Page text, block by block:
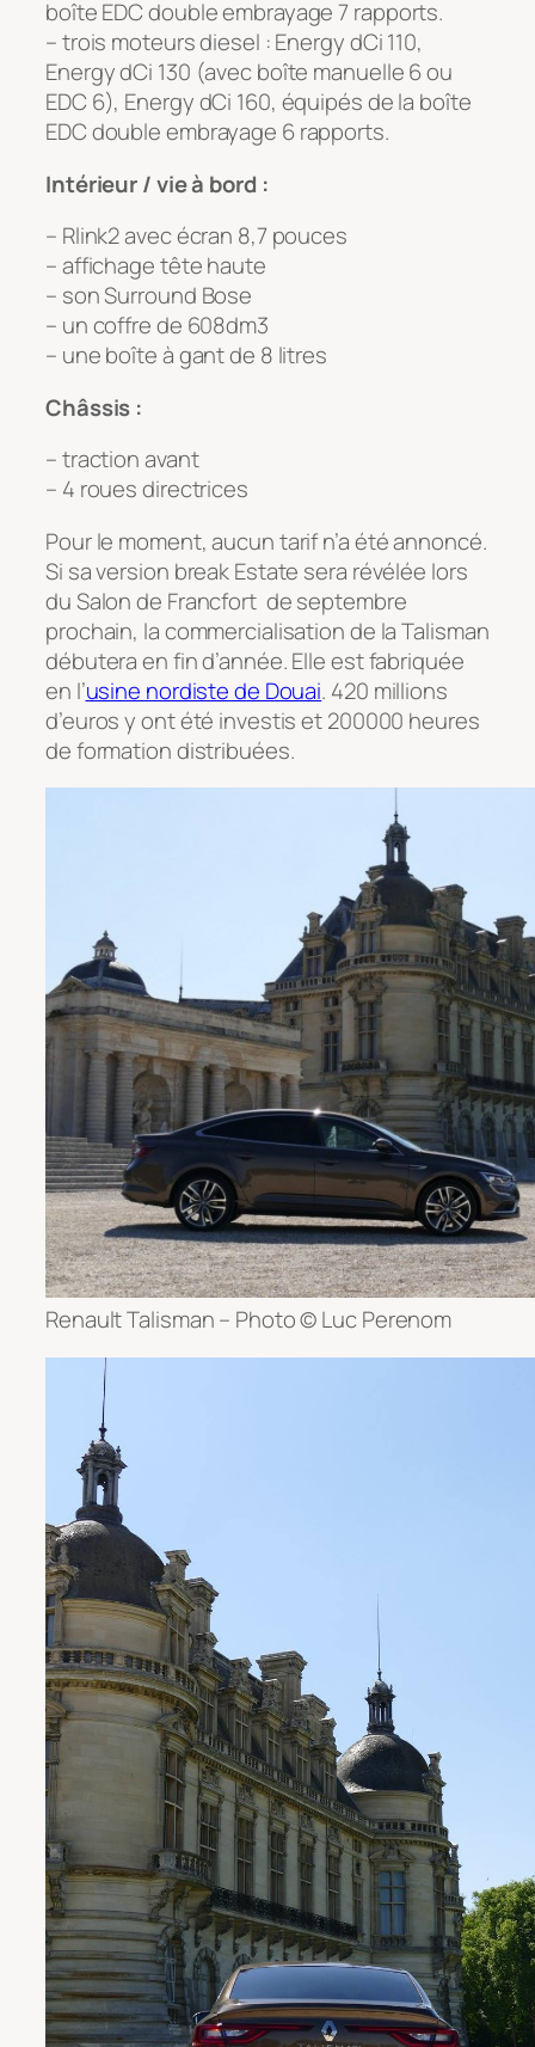
boîte EDC double embrayage 7 rapports.
– trois moteurs diesel : Energy dCi 110,
Energy dCi 130 (avec boîte manuelle 6 ou
EDC 6), Energy dCi 160, équipés de la boîte
EDC double embrayage 6 rapports.
Intérieur / vie à bord :
– Rlink2 avec écran 8,7 pouces
– affichage tête haute
– son Surround Bose
– un coffre de 608dm3
– une boîte à gant de 8 litres
Châssis :
– traction avant
– 4 roues directrices
Pour le moment, aucun tarif n’a été annoncé.
Si sa version break Estate sera révélée lors
du Salon de Francfort de septembre
prochain, la commercialisation de la Talisman
débutera en fin d’année. Elle est fabriquée
en l’usine nordiste de Douai. 420 millions
d’euros y ont été investis et 200000 heures
de formation distribuées.
Renault Talisman – Photo © Luc Perenom